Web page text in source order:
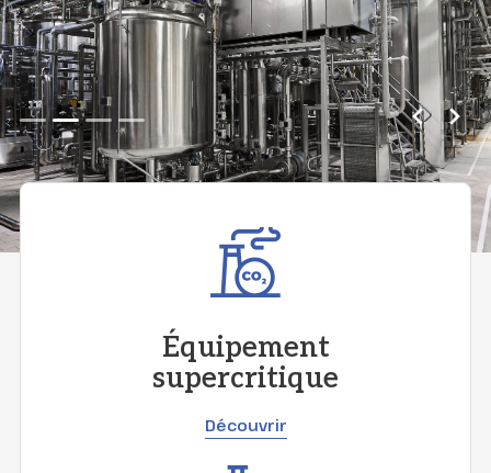
Équipement
supercritique
Découvrir